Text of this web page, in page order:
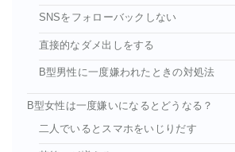
SNSをフォローバックしない
直接的なダメ出しをする
B型男性に一度嫌われたときの対処法
B型女性は一度嫌いになるとどうなる？
二人でいるとスマホをいじりだす